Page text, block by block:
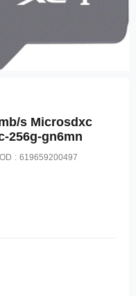
s Microsdxc
256g-gn6mn
: 619659200497